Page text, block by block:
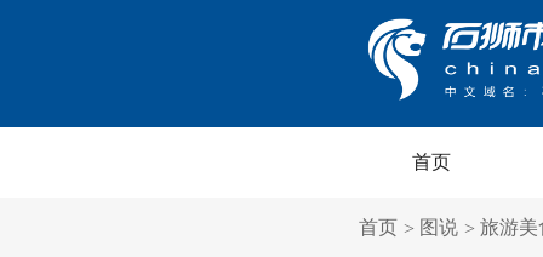
首页
首页 > 图说 > 旅游美